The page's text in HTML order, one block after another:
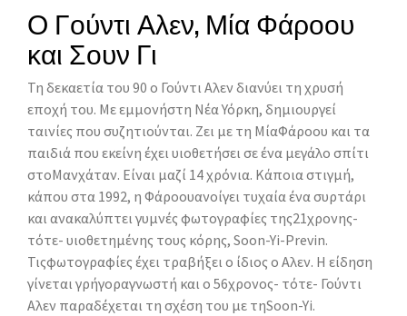
Ο Γούντι Αλεν, Μία Φάροου
και Σουν Γι
Τη δεκαετία του 90 ο Γούντι Αλεν διανύει τη χρυσή
εποχή του. Με εμμονήστη Νέα Υόρκη, δημιουργεί
ταινίες που συζητιούνται. Ζει με τη ΜίαΦάροου και τα
παιδιά που εκείνη έχει υιοθετήσει σε ένα μεγάλο σπίτι
στοΜανχάταν. Είναι μαζί 14 χρόνια. Κάποια στιγμή,
κάπου στα 1992, η Φάροουανοίγει τυχαία ένα συρτάρι
και ανακαλύπτει γυμνές φωτογραφίες της21χρονης-
τότε- υιοθετημένης τους κόρης, Soon-Yi-Previn.
Τιςφωτογραφίες έχει τραβήξει ο ίδιος ο Αλεν. Η είδηση
γίνεται γρήγοραγνωστή και ο 56χρονος- τότε- Γούντι
Αλεν παραδέχεται τη σχέση του με τηSoon-Yi.